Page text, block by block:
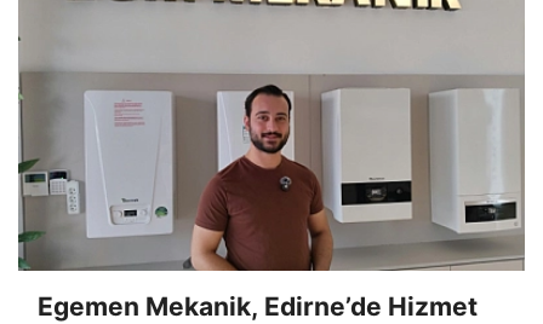
Egemen Mekanik, Edirne’de Hizmet